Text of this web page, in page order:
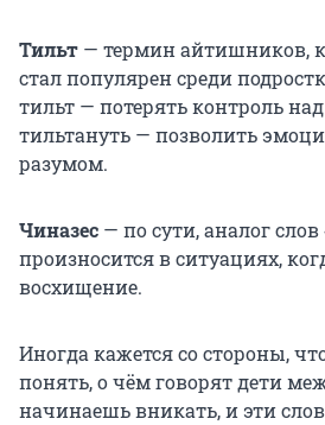
Тильт — термин айтишников,
стал популярен среди
тильт — потерять контроль
тильтануть — позволить
разумом.
Чиназес — по сути, аналог слов
произносится в ситуациях,
восхищение.
Иногда кажется со стороны,
понять, о чём говорят дети
начинаешь вникать, и эти